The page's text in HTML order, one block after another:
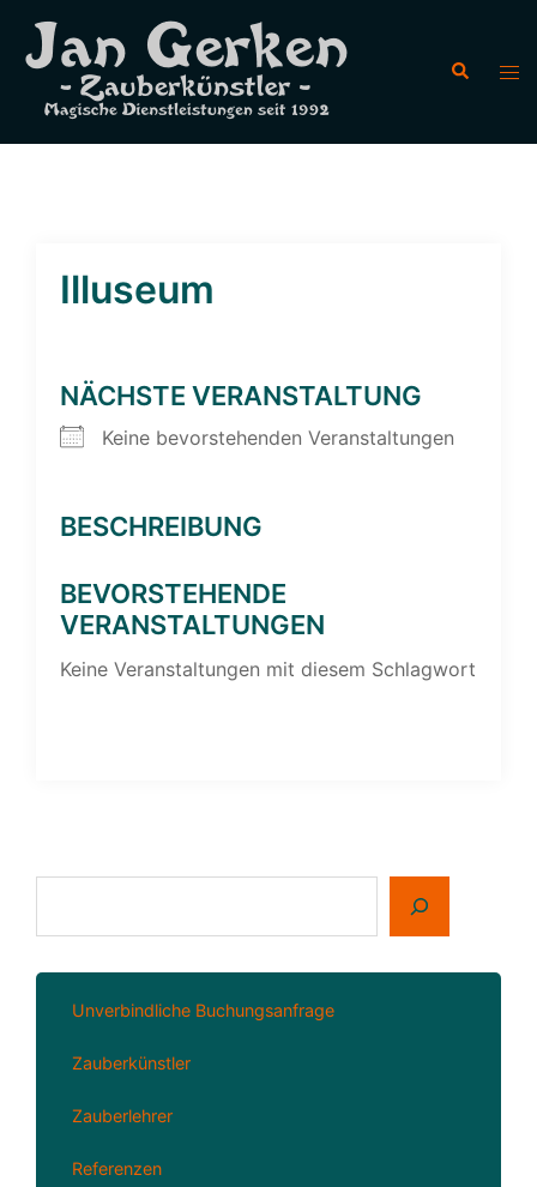
Inhalt
springen
Suche
Illuseum
NÄCHSTE VERANSTALTUNG
Keine bevorstehenden Veranstaltungen
BESCHREIBUNG
BEVORSTEHENDE
VERANSTALTUNGEN
Keine Veranstaltungen mit diesem Schlagwort
Unverbindliche Buchungsanfrage
Zauberkünstler
Zauberlehrer
Referenzen